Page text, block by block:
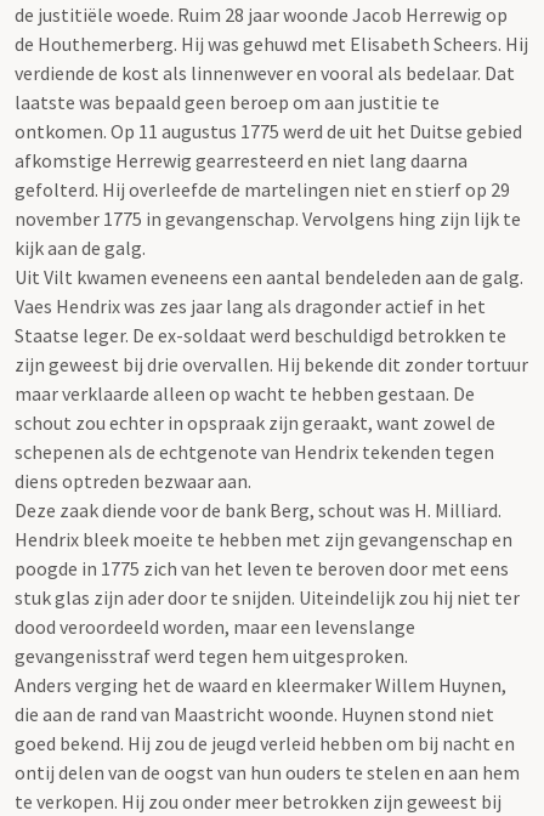
de justitiële woede. Ruim 28 jaar woonde Jacob Herrewig op
de Houthemerberg. Hij was gehuwd met Elisabeth Scheers. Hij
verdiende de kost als linnenwever en vooral als bedelaar. Dat
laatste was bepaald geen beroep om aan justitie te
ontkomen. Op 11 augustus 1775 werd de uit het Duitse gebied
afkomstige Herrewig gearresteerd en niet lang daarna
gefolterd. Hij overleefde de martelingen niet en stierf op 29
november 1775 in gevangenschap. Vervolgens hing zijn lijk te
kijk aan de galg.
Uit Vilt kwamen eveneens een aantal bendeleden aan de galg.
Vaes Hendrix was zes jaar lang als dragonder actief in het
Staatse leger. De ex-soldaat werd beschuldigd betrokken te
zijn geweest bij drie overvallen. Hij bekende dit zonder tortuur
maar verklaarde alleen op wacht te hebben gestaan. De
schout zou echter in opspraak zijn geraakt, want zowel de
schepenen als de echtgenote van Hendrix tekenden tegen
diens optreden bezwaar aan.
Deze zaak diende voor de bank Berg, schout was H. Milliard.
Hendrix bleek moeite te hebben met zijn gevangenschap en
poogde in 1775 zich van het leven te beroven door met eens
stuk glas zijn ader door te snijden. Uiteindelijk zou hij niet ter
dood veroordeeld worden, maar een levenslange
gevangenisstraf werd tegen hem uitgesproken.
Anders verging het de waard en kleermaker Willem Huynen,
die aan de rand van Maastricht woonde. Huynen stond niet
goed bekend. Hij zou de jeugd verleid hebben om bij nacht en
ontij delen van de oogst van hun ouders te stelen en aan hem
te verkopen. Hij zou onder meer betrokken zijn geweest bij